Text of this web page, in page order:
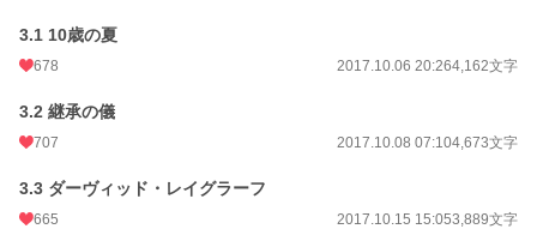
3.1 10歳の夏
678 2017.10.06 20:264,162文字
3.2 継承の儀
707 2017.10.08 07:104,673文字
3.3 ダーヴィッド・レイグラーフ
665 2017.10.15 15:053,889文字